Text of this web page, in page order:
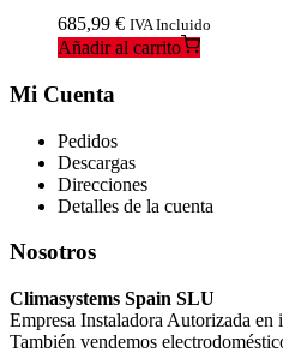
685,99 € IVA Incluido
Añadir al carrito
Mi Cuenta
Pedidos
Descargas
Direcciones
Detalles de la cuenta
Nosotros
Climasystems Spain SLU
Empresa Instaladora Autorizada en
También vendemos